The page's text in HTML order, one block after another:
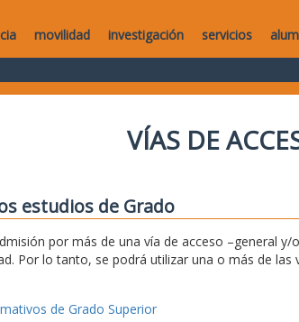
movilidad investigación servicios
VÍAS DE
estudios de Grado
por más de una vía de acceso –general y/o
Por lo tanto, se podrá utilizar una o más de las
de Grado Superior